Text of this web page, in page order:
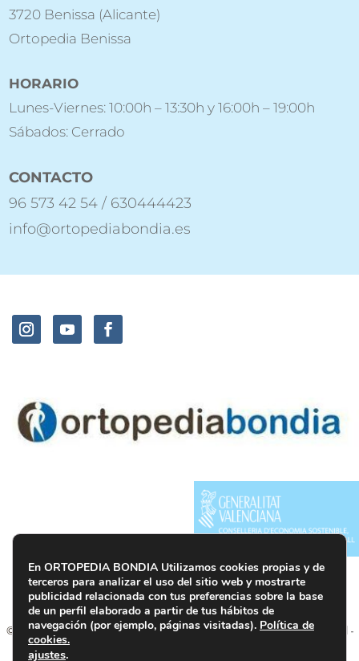
3720 Benissa (Alicante)
Ortopedia Benissa
HORARIO
Lunes-Viernes: 10:00h – 13:30h y 16:00h – 19:00h
Sábados: Cerrado
CONTACTO
96 573 42 54 / 630444423
info@ortopediabondia.es
Web realizada porFactoria d’Idees
©2023 OrtopediaBondia. Todos los derechos reservados.Privacidad -
Aviso legal -
En ORTOPEDIA BONDIA Utilizamos cookies propias y de
terceros para analizar el uso del sitio web y mostrarte
publicidad relacionada con tus preferencias sobre la base
de un perfil elaborado a partir de tus hábitos de
navegación (por ejemplo, páginas visitadas). Política de
cookies.
ajustes.